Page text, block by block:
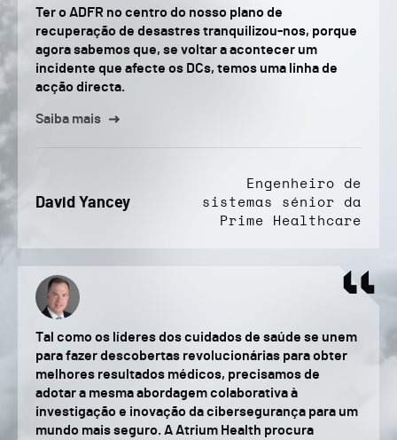
Ter o ADFR no centro do nosso plano de
recuperação de desastres tranquilizou-nos, porque
agora sabemos que, se voltar a acontecer um
incidente que afecte os DCs, temos uma linha de
acção directa.
Saiba mais
David Yancey
Engenheiro de
sistemas sénior da
Prime Healthcare
Tal como os líderes dos cuidados de saúde se unem
para fazer descobertas revolucionárias para obter
melhores resultados médicos, precisamos de
adotar a mesma abordagem colaborativa à
investigação e inovação da cibersegurança para um
mundo mais seguro. A Atrium Health procura